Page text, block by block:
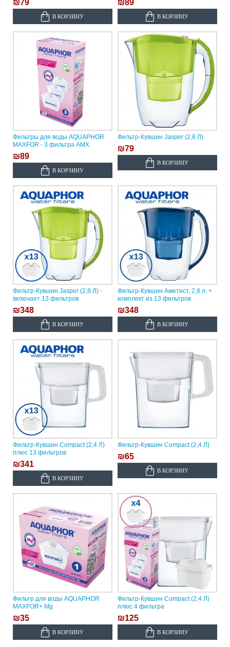
₪79
В КОРЗИНУ
₪89
В КОРЗИНУ
Фильтры для воды AQUAPHOR
MAXFOR - 3 фильтра AMX
₪89
В КОРЗИНУ
Фильтр-Кувшин Jasper (2,8 Л)
₪79
В КОРЗИНУ
Фильтр-Кувшин Jasper (2,8 Л) -
включает 13 фильтров
₪348
В КОРЗИНУ
Фильтр-Кувшин Аметист, 2,8 л. +
комплект из 13 фильтров
₪348
В КОРЗИНУ
Фильтр-Кувшин Compact (2,4 Л)
плюс 13 фильтров
₪341
В КОРЗИНУ
Фильтр-Кувшин Compact (2,4 Л)
₪65
В КОРЗИНУ
Фильтр для воды AQUAPHOR
MAXFOR+ Mg
₪35
В КОРЗИНУ
Фильтр-Кувшин Compact (2,4 Л)
плюс 4 фильтра
₪125
В КОРЗИНУ